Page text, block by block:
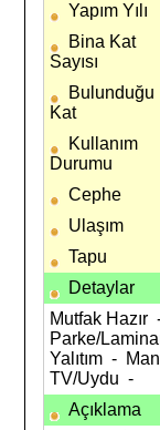
Yapım Yılı
Bina Kat
Sayısı
Bulunduğu
Kat
Kullanım
Durumu
Cephe
Ulaşım
Tapu
Detaylar
Mutfak
Parke/
Yalıtım -
TV/Uydu -
Açıklama